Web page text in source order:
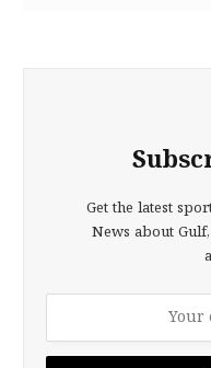
Get the latest
News about